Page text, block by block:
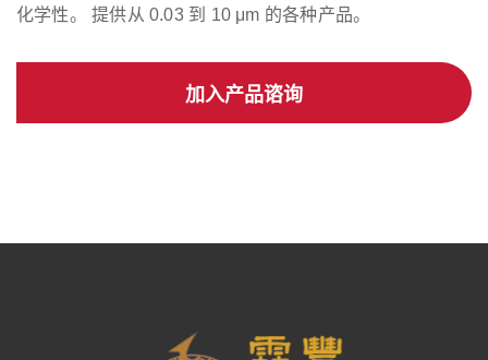
化学性。 提供从 0.03 到 10 μm 的各种产品。
加入产品谘询